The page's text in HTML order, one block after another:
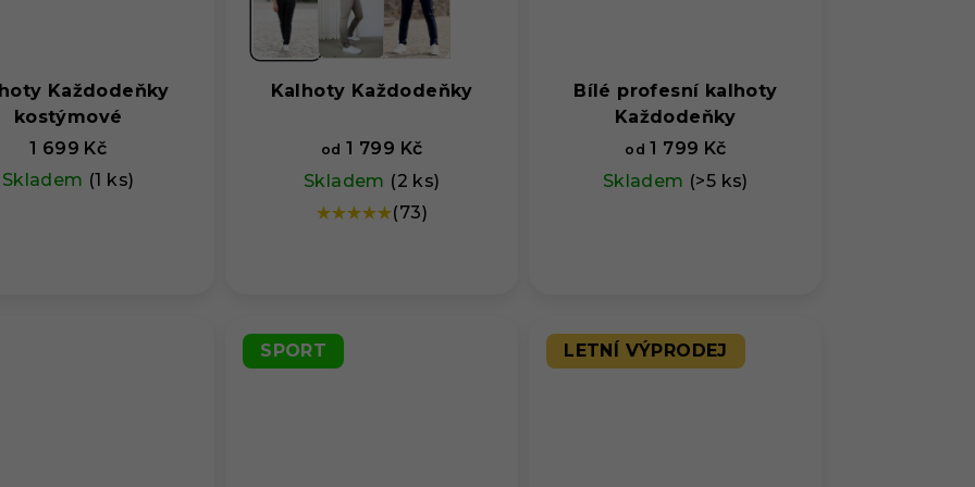
Každodeňky
kostýmové
1 699 Kč
Skladem (1 ks)
Kalhoty Každodeňky
od 1 799 Kč
Skladem (2 ks)
Průměrné
z
5
(73)
Bílé profesní kalhoty
Každodeňky
od 1 799 Kč
Skladem (>5 ks)
SPORT LETNÍ VÝPRODEJ